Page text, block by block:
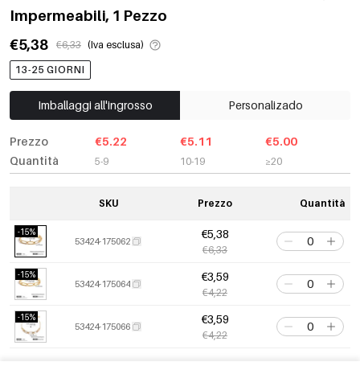
Impermeabili, 1 Pezzo
€5,38
€6,33 (Iva esclusa)
13-25 GIORNI
Imballaggi all'ingrosso Personalizado
Prezzo
Quantità
€5.22
5-9
€5.11
10-19
€5.00
≥20
SKU Prezzo Quantità
-15%
53424-175062
€5,38
€6,33
-15%
53424-175064
€3,59
€4,22
-15%
53424-175066
€3,59
€4,22